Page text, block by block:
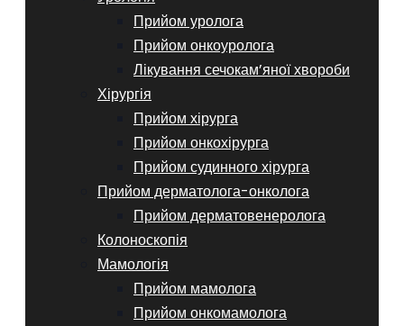
Прийом уролога
Прийом онкоуролога
Лікування сечокам’яної хвороби
Хірургія
Прийом хірурга
Прийом онкохірурга
Прийом судинного хірурга
Прийом дерматолога-онколога
Прийом дерматовенеролога
Колоноскопія
Мамологія
Прийом мамолога
Прийом онкомамолога